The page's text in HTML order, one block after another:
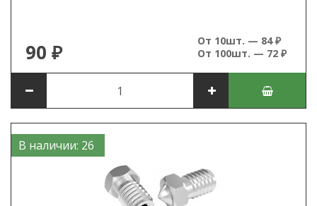
90 ₽
От 10шт. — 84 ₽
От 100шт. — 72 ₽
В наличии: 26